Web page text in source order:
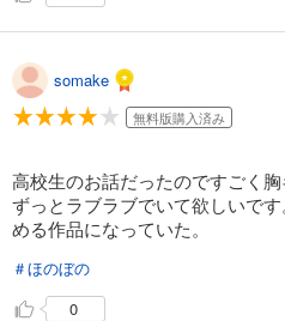
somake
無料版購入済み
高校生のお話だったのですごく
ずっとラブラブでいて欲しいで
める作品になっていた。
＃ほのぼの
0